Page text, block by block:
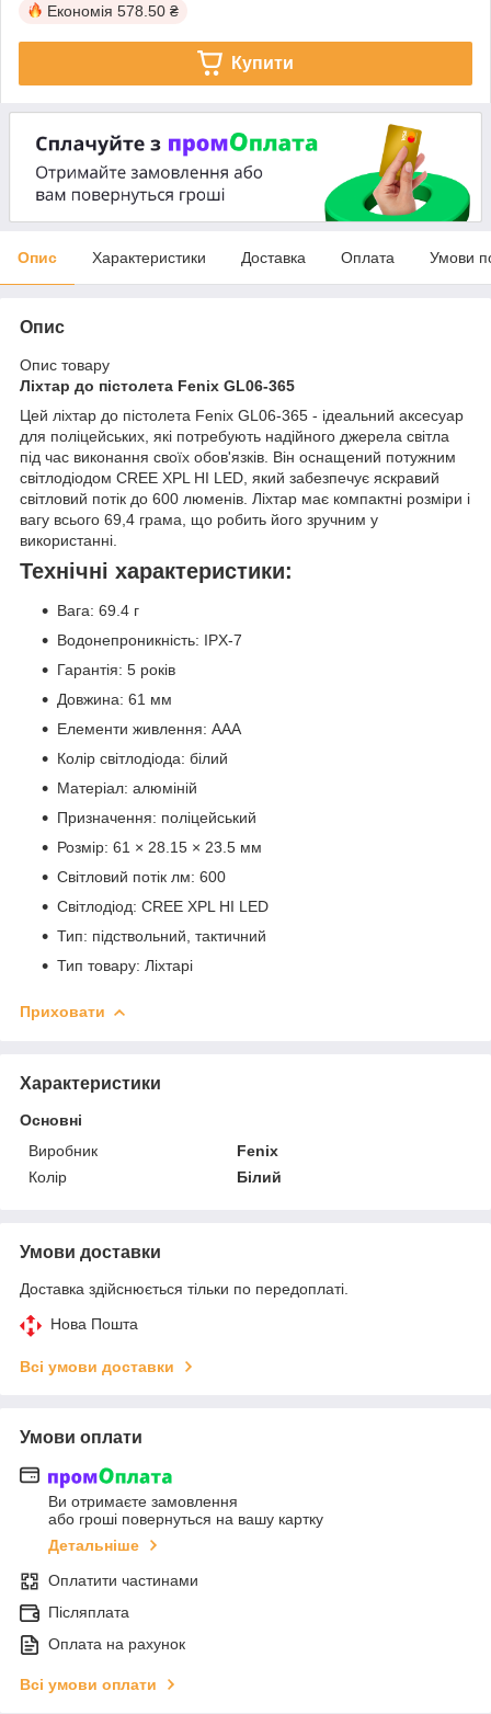
Економія 578.50 ₴
Купити
Опис Характеристики Доставка Оплата Умови
Опис
Опис товару
Ліхтар до пістолета Fenix GL06-365
Цей ліхтар до пістолета Fenix GL06-365 - ідеальний аксесуар
для поліцейських, які потребують надійного джерела світла
під час виконання своїх обов'язків. Він оснащений потужним
світлодіодом CREE XPL HI LED, який забезпечує яскравий
світловий потік до 600 люменів. Ліхтар має компактні розміри і
вагу всього 69,4 грама, що робить його зручним у
використанні.
Технічні характеристики:
Вага: 69.4 г
Водонепроникність: IPX-7
Гарантія: 5 років
Довжина: 61 мм
Елементи живлення: AAA
Колір світлодіода: білий
Матеріал: алюміній
Призначення: поліцейський
Розмір: 61 × 28.15 × 23.5 мм
Світловий потік лм: 600
Світлодіод: CREE XPL HI LED
Тип: підствольний, тактичний
Тип товару: Ліхтарі
Приховати
Характеристики
Основні
Виробник
Fenix
Колір
Білий
Умови доставки
Доставка здійснюється тільки по передоплаті.
Нова Пошта
Всі умови доставки
Умови оплати
Ви отримаєте замовлення
або гроші повернуться на вашу картку
Детальніше
Оплатити частинами
Післяплата
Оплата на рахунок
Всі умови оплати